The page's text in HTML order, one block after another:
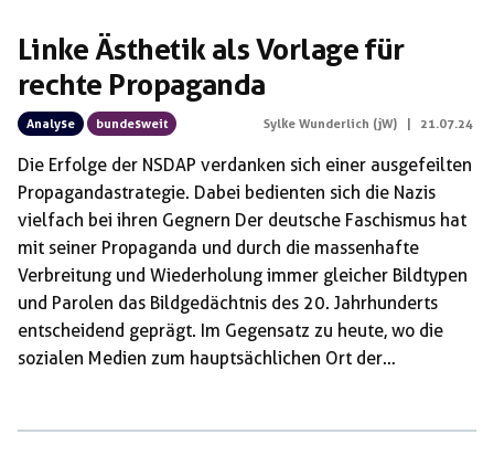
Linke Ästhetik als Vorlage für
rechte Propaganda
Analyse bundesweit Sylke Wunderlich (jW) 21.07.24
Die Erfolge der NSDAP verdanken sich einer ausgefeilten
Propagandastrategie. Dabei bedienten sich die Nazis
vielfach bei ihren Gegnern Der deutsche Faschismus hat
mit seiner Propaganda und durch die massenhafte
Verbreitung und Wiederholung immer gleicher Bildtypen
und Parolen das Bildgedächtnis des 20. Jahrhunderts
entscheidend geprägt. Im Gegensatz zu heute, wo die
sozialen Medien zum hauptsächlichen Ort der